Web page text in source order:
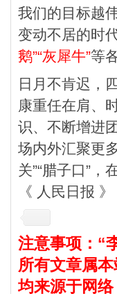
我们的目标越
变动不居的时
鹅”“灰犀牛”等
日月不肯迟，
康重任在肩、
识、不断增进
场内外汇聚更
关”“腊子口”，
《 人民日报
注意事项：“
所有文章属
均来源于网